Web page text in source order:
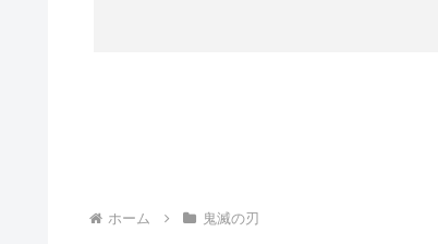
ホーム 鬼滅の刃